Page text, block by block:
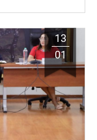
13
01